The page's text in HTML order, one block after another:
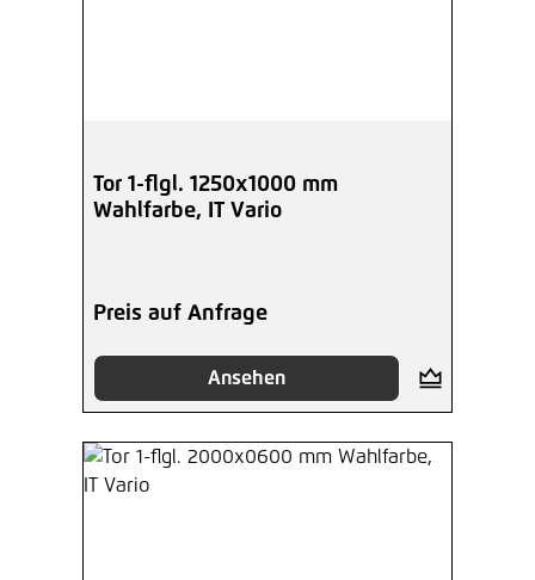
Tor 1-flgl. 1250x1000 mm
Wahlfarbe, IT Vario
Preis auf Anfrage
Ansehen